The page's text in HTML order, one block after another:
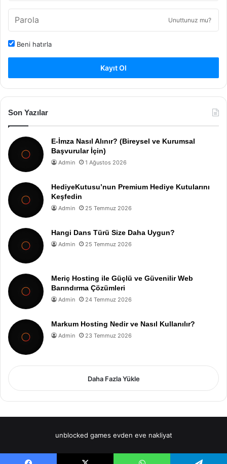
Unuttunuz mu?
Beni hatırla
Kayıt Ol
Son Yazılar
E-İmza Nasıl Alınır? (Bireysel ve Kurumsal
Başvurular İçin)
Admin 1 Ağustos 2026
HediyeKutusu’nun Premium Hediye Kutularını
Keşfedin
Admin 25 Temmuz 2026
Hangi Dans Türü Size Daha Uygun?
Admin 25 Temmuz 2026
Meriç Hosting ile Güçlü ve Güvenilir Web
Barındırma Çözümleri
Admin 24 Temmuz 2026
Markum Hosting Nedir ve Nasıl Kullanılır?
Admin 23 Temmuz 2026
Daha Fazla Yükle
unblocked games evden eve nakliyat